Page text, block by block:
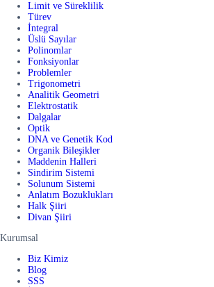
Limit ve Süreklilik
Türev
İntegral
Üslü Sayılar
Polinomlar
Fonksiyonlar
Problemler
Trigonometri
Analitik Geometri
Elektrostatik
Dalgalar
Optik
DNA ve Genetik Kod
Organik Bileşikler
Maddenin Halleri
Sindirim Sistemi
Solunum Sistemi
Anlatım Bozuklukları
Halk Şiiri
Divan Şiiri
Kurumsal
Biz Kimiz
Blog
SSS